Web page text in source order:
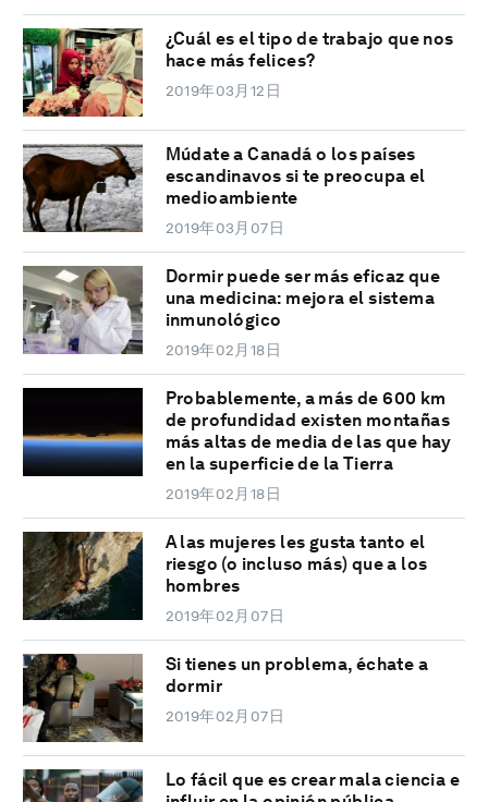
¿Cuál es el tipo de trabajo que nos
hace más felices?
2019年03月12日
Múdate a Canadá o los países
escandinavos si te preocupa el
medioambiente
2019年03月07日
Dormir puede ser más eficaz que
una medicina: mejora el sistema
inmunológico
2019年02月18日
Probablemente, a más de 600 km
de profundidad existen montañas
más altas de media de las que hay
en la superficie de la Tierra
2019年02月18日
A las mujeres les gusta tanto el
riesgo (o incluso más) que a los
hombres
2019年02月07日
Si tienes un problema, échate a
dormir
2019年02月07日
Lo fácil que es crear mala ciencia e